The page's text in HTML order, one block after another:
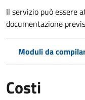
Il servizio può essere
documentazione
Moduli da
Costi